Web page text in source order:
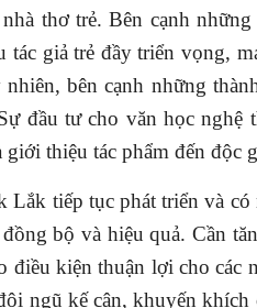
thơ trẻ. Bên cạnh
tác giả trẻ đầy triển vọng,
bên cạnh những
đầu tư cho văn học nghệ
thiệu tác phẩm đến độc
tiếp tục phát triển và có
bộ và hiệu quả. Cần
điều kiện thuận lợi cho các
ngũ kế cận, khuyến